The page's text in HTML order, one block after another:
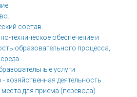
состав.
техническое обеспечение и
образовательного процесса,
услуги
хозяйственная деятельность
для приёма (перевода)